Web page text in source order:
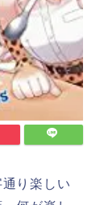
り楽しい